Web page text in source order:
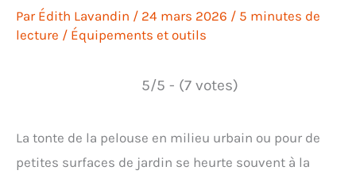
Par Édith Lavandin / 24 mars 2026 / 5 minutes de
lecture / Équipements et outils
5/5 - (7 votes)
La tonte de la pelouse en milieu urbain ou pour de
petites surfaces de jardin se heurte souvent à la